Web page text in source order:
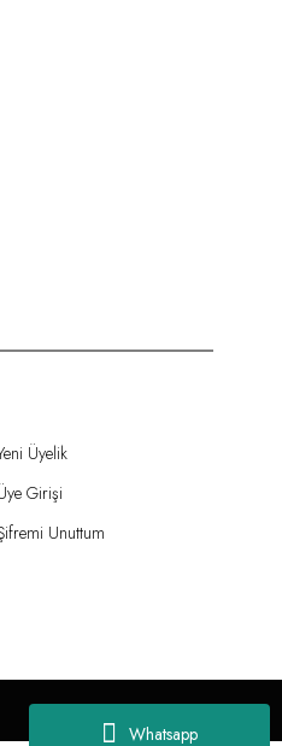
Whatsapp
Üyelik
Girişi
Unuttum